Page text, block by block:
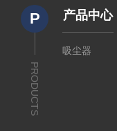
P
PRODUCTS
产品中心
吸尘器